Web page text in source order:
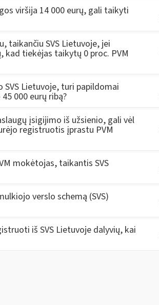
viršija 14 000 eurų, gali taikyti
taikančiu SVS Lietuvoje, jei
kad tiekėjas taikytų 0 proc. PVM
Lietuvoje, turi papildomai
000 eurų ribą?
įsigijimo iš užsienio, gali vėl
registruotis įprastu PVM
mokėtojas, taikantis SVS
verslo schemą (SVS)
iš SVS Lietuvoje dalyvių, kai